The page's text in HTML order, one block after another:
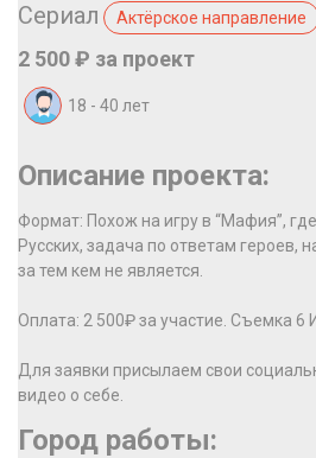
Сериал Актёрское направление
2 500 ₽ за проект
18 - 40 лет
Описание проекта:
Формат: Похож на игру в “Мафия”,
Русских, задача по ответам героев,
за тем кем не является.
Оплата: 2 500₽ за участие. Съемка 6
Для заявки присылаем свои
видео о себе.
Город работы: